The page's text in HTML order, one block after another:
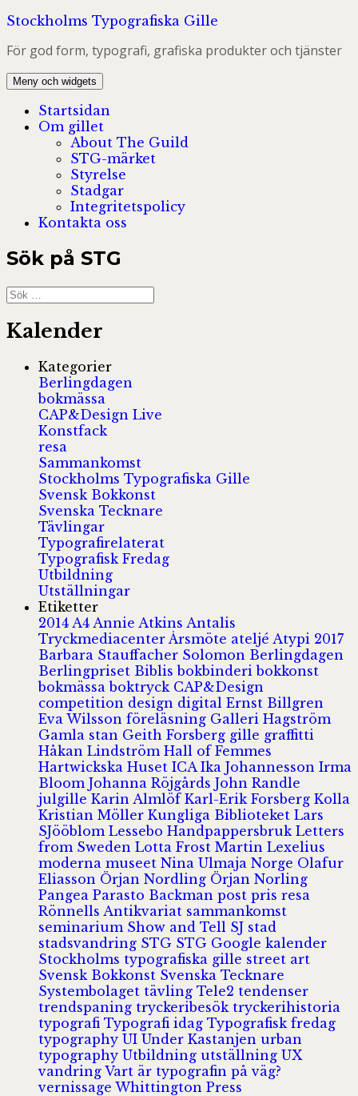
Hoppa
innehåll
Stockholms Typografiska Gille
För god form, typografi, grafiska produkter och tjänster
Meny och widgets
Startsidan
Om gillet
About The Guild
STG-märket
Styrelse
Stadgar
Integritetspolicy
Kontakta oss
Sök på STG
Sök
efter:
Kalender
Kategorier
Berlingdagen
bokmässa
CAP&Design Live
Konstfack
resa
Sammankomst
Stockholms Typografiska Gille
Svensk Bokkonst
Svenska Tecknare
Tävlingar
Typografirelaterat
Typografisk Fredag
Utbildning
Utställningar
Etiketter
2014 A4 Annie Atkins Antalis
Tryckmediacenter Årsmöte ateljé Atypi 2017
Barbara Stauffacher Solomon Berlingdagen
Berlingpriset Biblisbokbinderibokkonst
bokmässaboktryck CAP&Design
competition design digital Ernst Billgren
Eva Wilsson föreläsning Galleri Hagström
Gamla stan Geith Forsberg gille graffitti
Håkan Lindström Hall of Femmes
Hartwickska Huset ICA Ika Johannesson Irma
Bloom Johanna Röjgårds John Randle
julgille Karin Almlöf Karl-Erik Forsberg Kolla
Kristian Möller Kungliga Biblioteket Lars
SJööblom Lessebo Handpappersbruk Letters
from Sweden Lotta Frost Martin Lexelius
moderna museet Nina Ulmaja Norge Olafur
Eliasson Örjan Nordling Örjan Norling
Pangea Parasto Backman post pris resa
Rönnells Antikvariat sammankomst
seminarium Show and Tell SJ stad
stadsvandring STG STG Google kalender
Stockholms typografiska gille street art
Svensk Bokkonst Svenska Tecknare
Systembolaget tävling Tele2 tendenser
trendspaning tryckeribesök tryckerihistoria
typografi Typografi idag Typografisk fredag
typography UI Under Kastanjen urban
typography Utbildning utställning UX
vandring Vart är typografin på väg?
vernissage Whittington Press